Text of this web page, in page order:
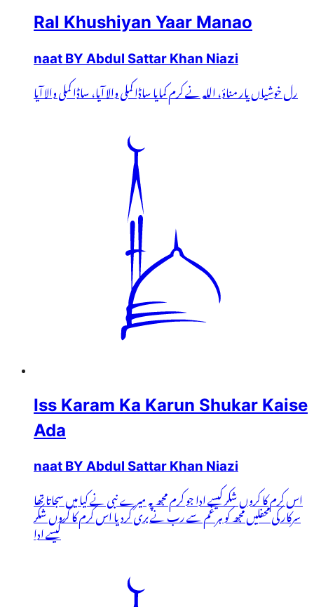
Ral Khushiyan Yaar Manao
naat BY Abdul Sattar Khan Niazi
رل خوشیاں یار مناؤ، اللہ نے کرم کمایا ساڈا کملی والا آیا، ساڈا کملی والا آیا
Iss Karam Ka Karun Shukar Kaise
Ada
naat BY Abdul Sattar Khan Niazi
اس کرم کا کروں شکر کیسے ادا جو کرم مجھ پہ میرے نبی نے کیا میں سجاتا تھا
سرکار کی محفلیں مجھ کو ہر غم سے رب نے بری کردیا اس کرم کا کروں شکر
کیسے ادا